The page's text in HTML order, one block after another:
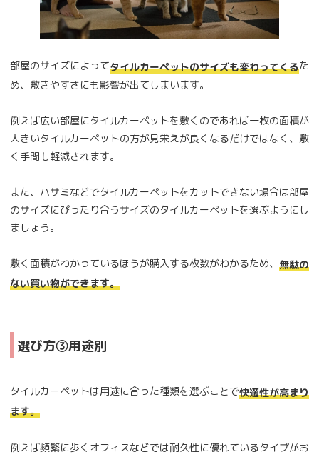
部屋のサイズによってタイルカーペットのサイズも変わってくるた
め、敷きやすさにも影響が出てしまいます。
例えば広い部屋にタイルカーペットを敷くのであれば一枚の面積が
大きいタイルカーペットの方が見栄えが良くなるだけではなく、敷
く手間も軽減されます。
また、ハサミなどでタイルカーペットをカットできない場合は部屋
のサイズにぴったり合うサイズのタイルカーペットを選ぶようにし
ましょう。
敷く面積がわかっているほうが購入する枚数がわかるため、 無駄の
ない買い物ができます。
選び方③用途別
タイルカーペットは用途に合った種類を選ぶことで快適性が高まり
ます。
例えば頻繁に歩くオフィスなどでは耐久性に優れているタイプがお